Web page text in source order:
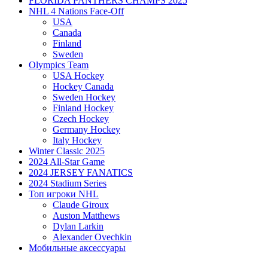
NHL 4 Nations Face-Off
USA
Canada
Finland
Sweden
Olympics Team
USA Hockey
Hockey Canada
Sweden Hockey
Finland Hockey
Czech Hockey
Germany Hockey
Italy Hockey
Winter Classic 2025
2024 All-Star Game
2024 JERSEY FANATICS
2024 Stadium Series
Топ игроки NHL
Claude Giroux
Auston Matthews
Dylan Larkin
Alexander Ovechkin
Мобильные аксессуары